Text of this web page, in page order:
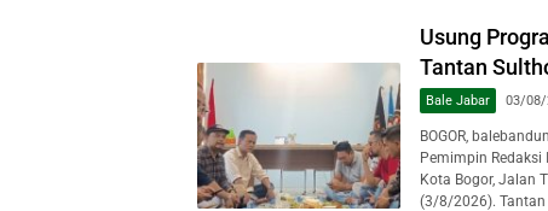
Usung
Tantan
Bale Jabar 03/08/
BOGOR,
Pemimpin
Kota Bogor, Jalan
(3/8/2026). Tantan